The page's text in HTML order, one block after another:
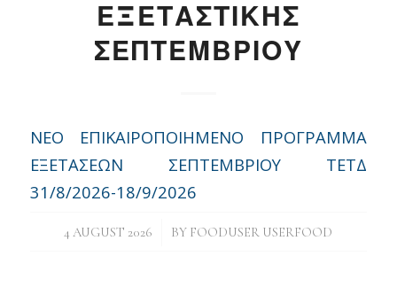
ΕΞΕΤΑΣΤΙΚΗΣ
ΣΕΠΤΕΜΒΡΙΟΥ
NEO ΕΠΙΚΑΙΡΟΠΟΙΗΜΕΝΟ ΠΡΟΓΡΑΜΜΑ
ΕΞΕΤΑΣΕΩΝ ΣΕΠΤΕΜΒΡΙΟΥ ΤΕΤΔ
31/8/2026-18/9/2026
4 AUGUST 2026
/ BY FOODUSER USERFOOD